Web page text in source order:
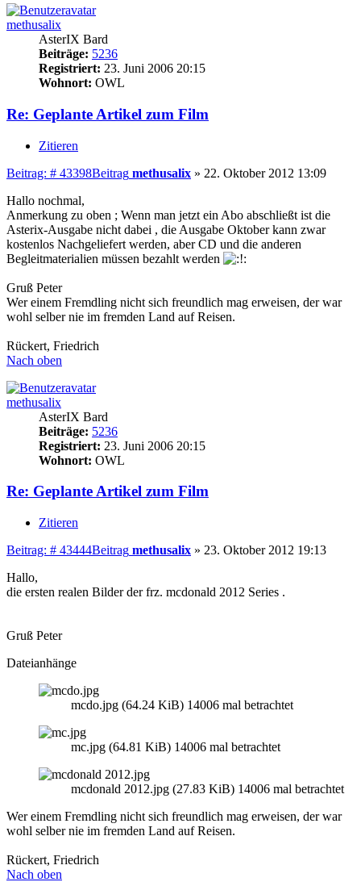
methusalix
AsterIX Bard
Beiträge: 5236
Registriert: 23. Juni 2006 20:15
Wohnort: OWL
Re: Geplante Artikel zum Film
Zitieren
Beitrag: # 43398Beitrag methusalix » 22. Oktober 2012 13:09
Hallo nochmal,
Anmerkung zu oben ; Wenn man jetzt ein Abo abschließt ist die
Asterix-Ausgabe nicht dabei , die Ausgabe Oktober kann zwar
kostenlos Nachgeliefert werden, aber CD und die anderen
Begleitmaterialien müssen bezahlt werden
Gruß Peter
Wer einem Fremdling nicht sich freundlich mag erweisen, der war
wohl selber nie im fremden Land auf Reisen.
Rückert, Friedrich
Nach oben
methusalix
AsterIX Bard
Beiträge: 5236
Registriert: 23. Juni 2006 20:15
Wohnort: OWL
Re: Geplante Artikel zum Film
Zitieren
Beitrag: # 43444Beitrag methusalix » 23. Oktober 2012 19:13
Hallo,
die ersten realen Bilder der frz. mcdonald 2012 Series .
Gruß Peter
Dateianhänge
mcdo.jpg (64.24 KiB) 14006 mal betrachtet
mc.jpg (64.81 KiB) 14006 mal betrachtet
mcdonald 2012.jpg (27.83 KiB) 14006 mal betrachtet
Wer einem Fremdling nicht sich freundlich mag erweisen, der war
wohl selber nie im fremden Land auf Reisen.
Rückert, Friedrich
Nach oben